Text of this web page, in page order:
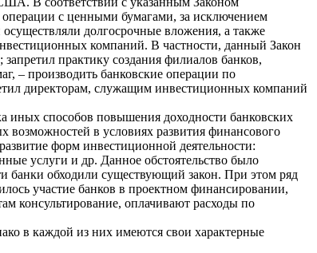
операции с ценными бумагами, за исключением
долгосрочные вложения, а также
компаний. В частности, данный Закон
практику создания филиалов банков,
– производить банковские операции по
директорам, служащим инвестиционных компаний
иных способов повышения доходности банковских
в условиях развития финансового
форм инвестиционной деятельности:
услуги и др. Данное обстоятельство было
банки обходили существующий закон. При этом ряд
участие банков в проектном финансировании,
консультирование, оплачивают расходы по
в каждой из них имеются свои характерные